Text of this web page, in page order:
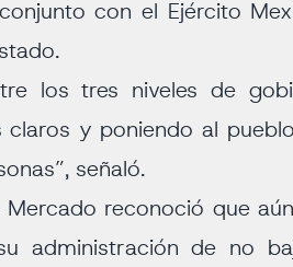
con el Ejército
los tres niveles de
claros y poniendo al
señaló.
Mercado reconoció que
administración de no